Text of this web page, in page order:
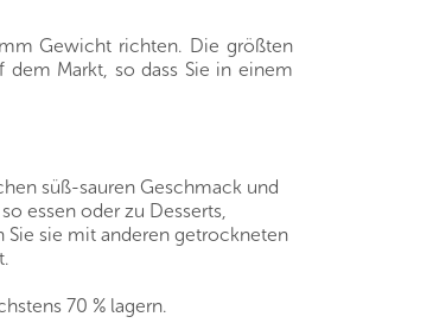
Gewicht richten. Die größten
Markt, so dass Sie in einem
süß-sauren Geschmack und
essen oder zu Desserts,
Sie sie mit anderen getrockneten
70 % lagern.